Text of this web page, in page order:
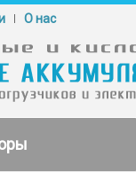
О нас